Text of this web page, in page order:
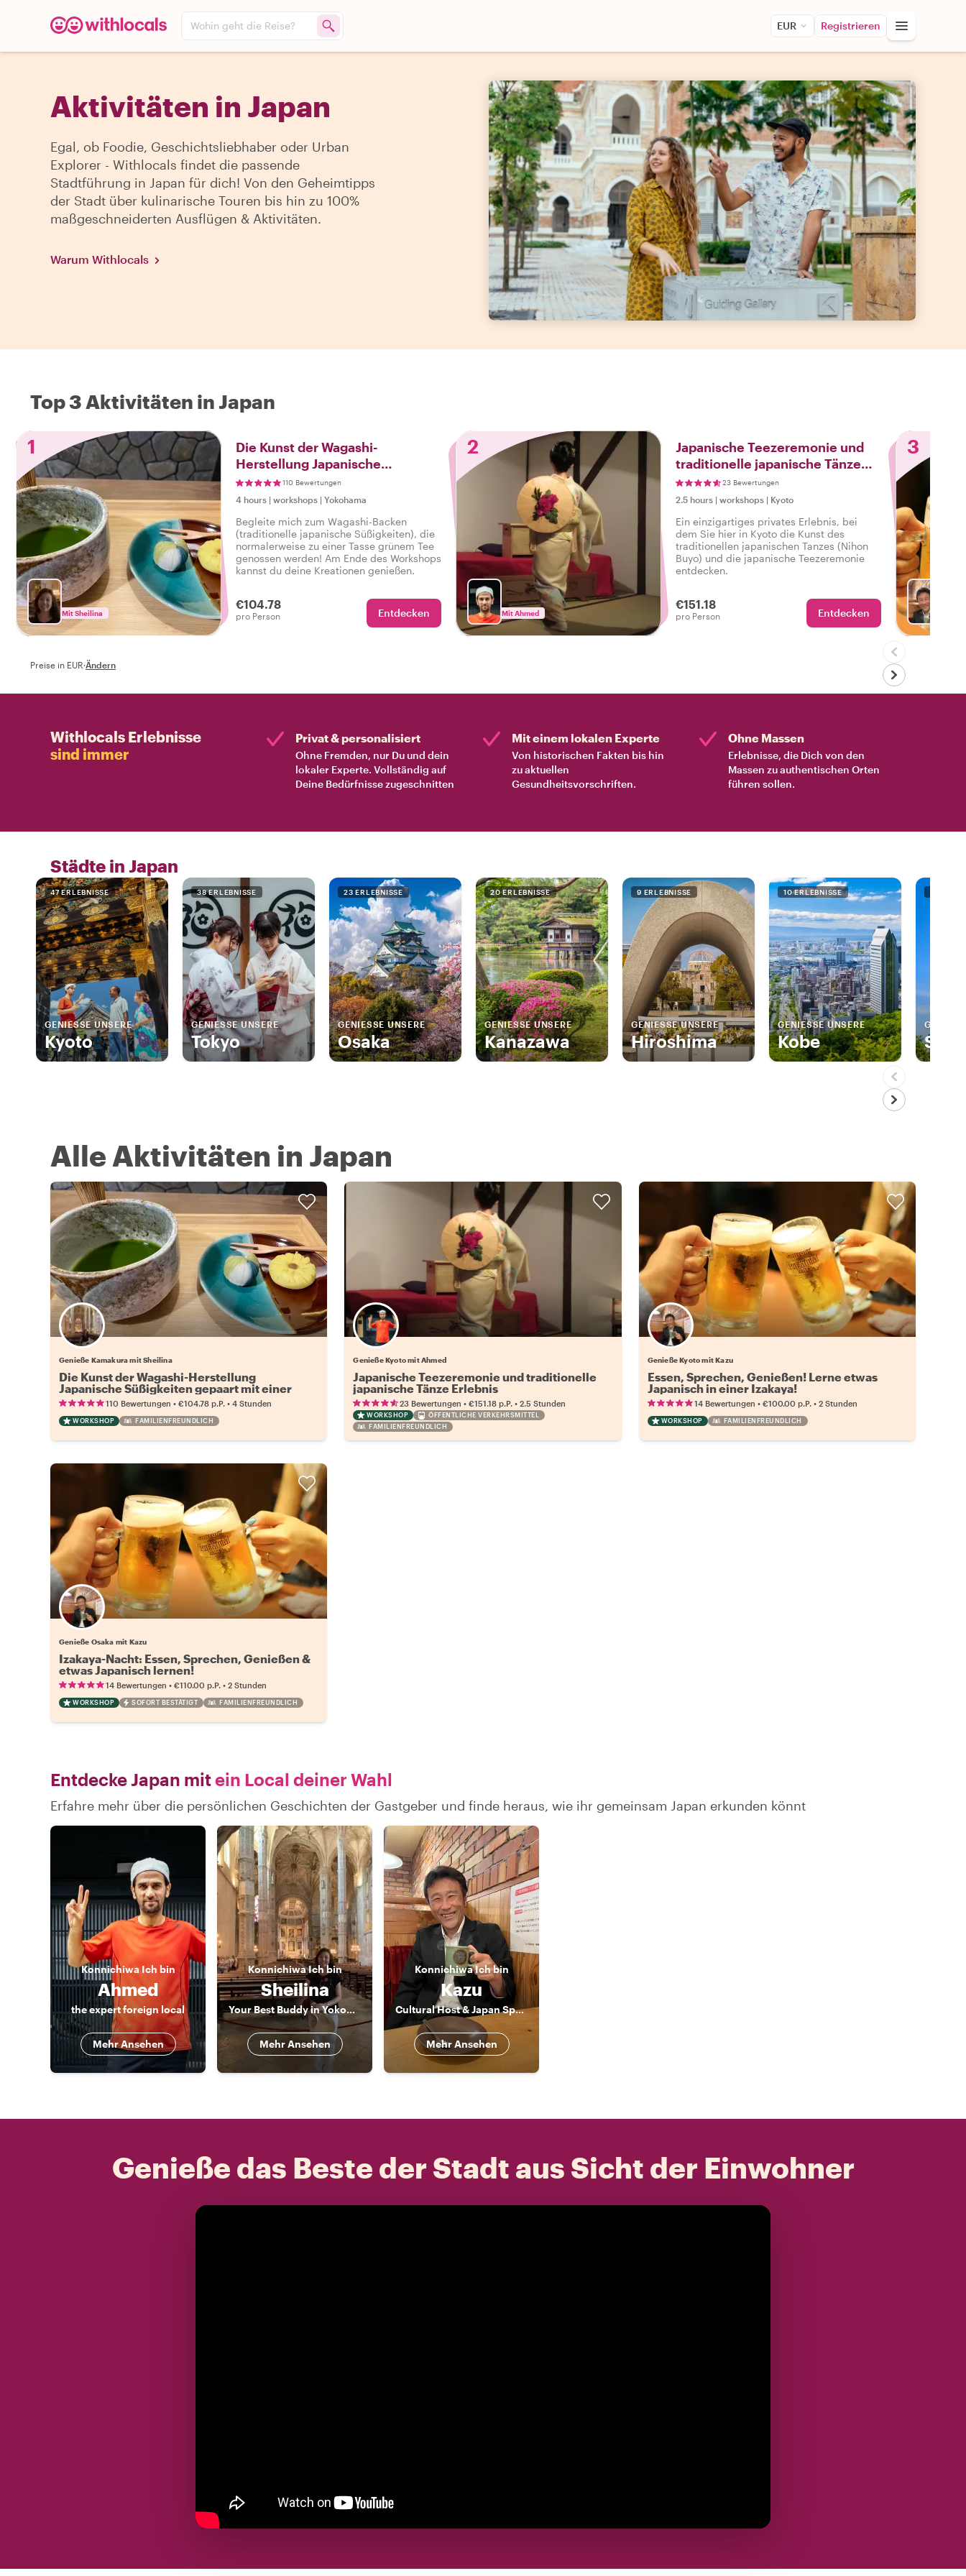
Wohin geht die Reise? EUR Registrieren
Aktivitäten in Japan
Egal, ob Foodie, Geschichtsliebhaber oder Urban
Explorer - Withlocals findet die passende
Stadtführung in Japan für dich! Von den Geheimtipps
der Stadt über kulinarische Touren bis hin zu 100%
maßgeschneiderten Ausflügen & Aktivitäten.
Warum Withlocals
Top 3 Aktivitäten in Japan
1
Mit Sheilina
Die Kunst der Wagashi-
Herstellung Japanische
Süßigkeiten gepaart mit einer
unvergesslichen Kamakura-Tour
110 Bewertungen
4 hours | workshops | Yokohama
Begleite mich zum Wagashi-Backen
(traditionelle japanische Süßigkeiten), die
normalerweise zu einer Tasse grünem Tee
genossen werden! Am Ende des Workshops
kannst du deine Kreationen genießen.
€104.78
pro Person Entdecken
2
Mit Ahmed
Japanische Teezeremonie und
traditionelle japanische Tänze
Erlebnis23 Bewertungen
2.5 hours | workshops | Kyoto
Ein einzigartiges privates Erlebnis, bei
dem Sie hier in Kyoto die Kunst des
traditionellen japanischen Tanzes (Nihon
Buyo) und die japanische Teezeremonie
entdecken.
€151.18
pro Person Entdecken
3
Preise in EUR·Ändern
Withlocals Erlebnisse
sind immer
Privat & personalisiert
Ohne Fremden, nur Du und dein
lokaler Experte. Vollständig auf
Deine Bedürfnisse zugeschnitten
Mit einem lokalen Experte
Von historischen Fakten bis hin
zu aktuellen
Gesundheitsvorschriften.
Ohne Massen
Erlebnisse, die Dich von den
Massen zu authentischen Orten
führen sollen.
Städte in Japan
47 ERLEBNISSE
GENIESSE UNSERE
Kyoto
38 ERLEBNISSE
GENIESSE UNSERE
Tokyo
23 ERLEBNISSE
GENIESSE UNSERE
Osaka
20 ERLEBNISSE
GENIESSE UNSERE
Kanazawa
9 ERLEBNISSE
GENIESSE UNSERE
Hiroshima
10 ERLEBNISSE
GENIESSE UNSERE
Kobe
Alle Aktivitäten in Japan
Genieße Kamakura mit Sheilina
Die Kunst der Wagashi-Herstellung
Japanische Süßigkeiten gepaart mit einer
unvergesslichen Kamakura-Tour
110 Bewertungen • €104.78 p.P. • 4 Stunden
WORKSHOP FAMILIENFREUNDLICH
Genieße Kyoto mit Ahmed
Japanische Teezeremonie und traditionelle
japanische Tänze Erlebnis
23 Bewertungen •€151.18 p.P. •2.5 Stunden
WORKSHOP
ÖFFENTLICHE VERKEHRSMITTEL
FAMILIENFREUNDLICH
Genieße Kyoto mit Kazu
Essen, Sprechen, Genießen! Lerne etwas
Japanisch in einer Izakaya!
14 Bewertungen • €100.00 p.P.• 2 Stunden
WORKSHOP FAMILIENFREUNDLICH
Genieße Osaka mit Kazu
Izakaya-Nacht: Essen, Sprechen, Genießen &
etwas Japanisch lernen!
14 Bewertungen • €110.00 p.P. • 2 Stunden
WORKSHOP SOFORT BESTÄTIGT FAMILIENFREUNDLICH
Entdecke Japan mitein Local deiner Wahl
Erfahre mehr über die persönlichen Geschichten der Gastgeber und finde heraus, wie ihr gemeinsam Japan erkunden könnt
KonnichiwaIch bin
Ahmed
the expert foreign local
Mehr Ansehen
KonnichiwaIch bin
Sheilina
Your Best Buddy in Yokohama
Mehr Ansehen
KonnichiwaIch bin
Kazu
Cultural Host & Japan Specialist | Kyoto & Osaka
Mehr Ansehen
Genieße das Beste der Stadt aus Sicht der Einwohner